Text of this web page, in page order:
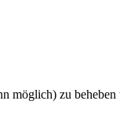
möglich) zu beheben